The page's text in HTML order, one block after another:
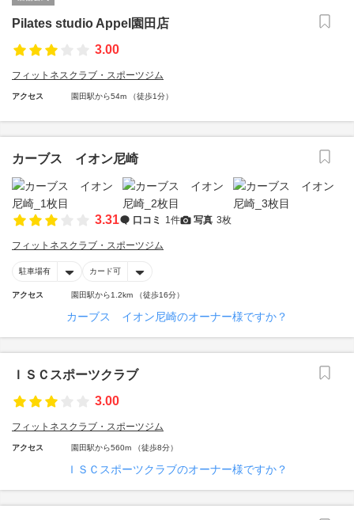
Pilates studio Appel園田店
3.00
フィットネスクラブ・スポーツジム
アクセス 園田駅から54m （徒歩1分）
カーブス イオン尼崎
3.31 口コミ 1件 写真 3枚
フィットネスクラブ・スポーツジム
駐車場有 カード可
アクセス 園田駅から1.2km （徒歩16分）
カーブス イオン尼崎のオーナー様ですか？
ＩＳＣスポーツクラブ
3.00
フィットネスクラブ・スポーツジム
アクセス 園田駅から560m （徒歩8分）
ＩＳＣスポーツクラブのオーナー様ですか？